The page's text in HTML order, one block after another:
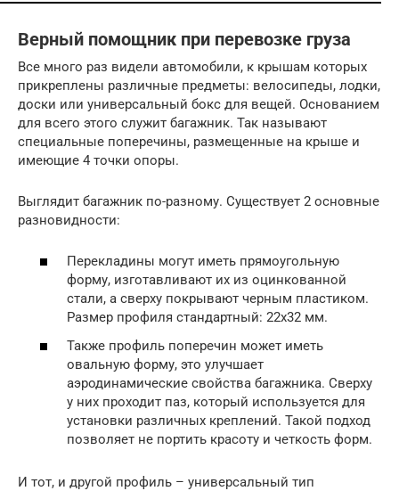
Верный помощник при перевозке груза
Все много раз видели автомобили, к крышам которых
прикреплены различные предметы: велосипеды, лодки,
доски или универсальный бокс для вещей. Основанием
для всего этого служит багажник. Так называют
специальные поперечины, размещенные на крыше и
имеющие 4 точки опоры.
Выглядит багажник по-разному. Существует 2 основные
разновидности:
Перекладины могут иметь прямоугольную
форму, изготавливают их из оцинкованной
стали, а сверху покрывают черным пластиком.
Размер профиля стандартный: 22х32 мм.
Также профиль поперечин может иметь
овальную форму, это улучшает
аэродинамические свойства багажника. Сверху
у них проходит паз, который используется для
установки различных креплений. Такой подход
позволяет не портить красоту и четкость форм.
И тот, и другой профиль – универсальный тип